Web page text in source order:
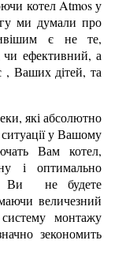
котел Atmos у
ми думали про
є не те,
чи ефективний, а
, Ваших дітей, та
які абсолютно
у Вашому
Вам котел,
і оптимально
Ви не будете
величезний
монтажу
зекономить